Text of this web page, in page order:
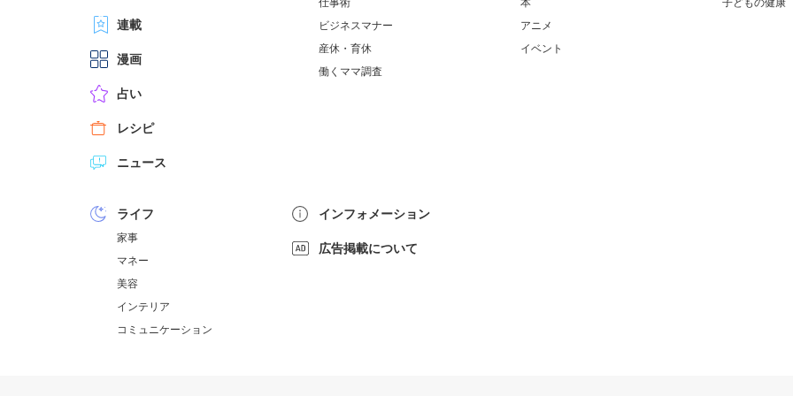
連載
漫画
占い
レシピ
ニュース
仕事術
ビジネスマナー
産休・育休
働くママ調査
本
アニメ
イベント
子どもの健康
ライフ
家事
マネー
美容
インテリア
コミュニケーション
インフォメーション
広告掲載について